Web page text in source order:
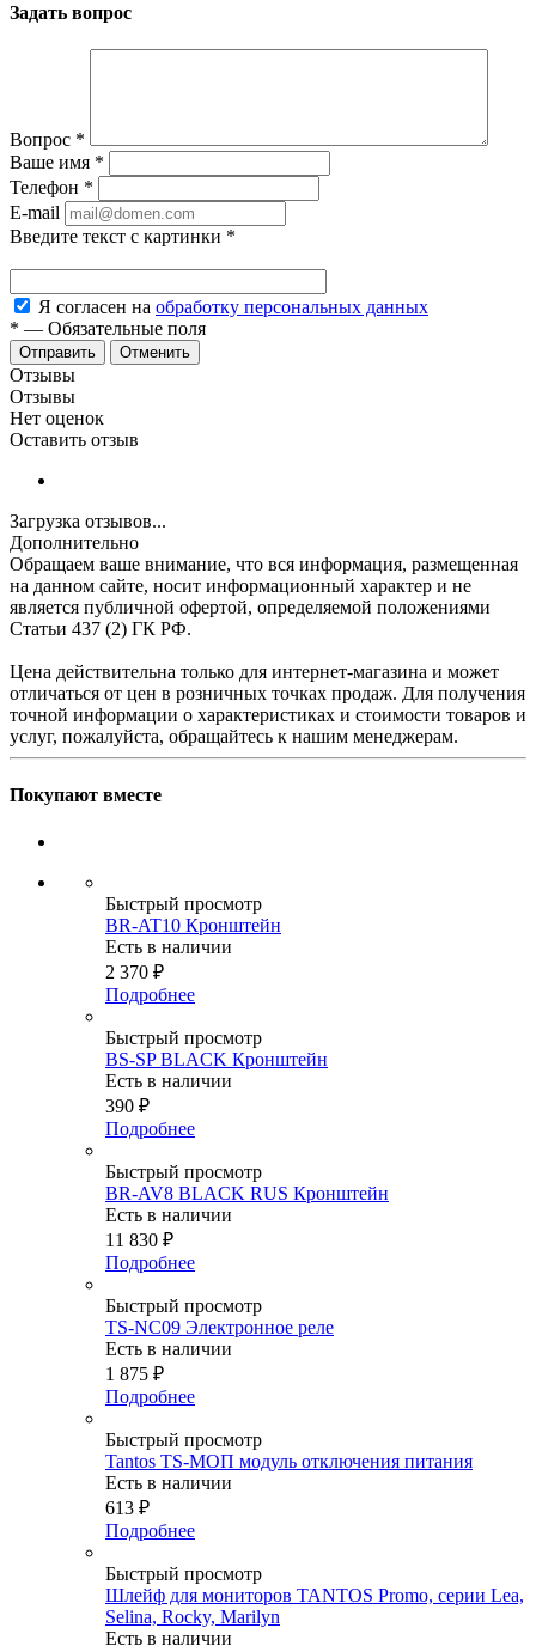
Задать вопрос
Вопрос *
Ваше имя *
Телефон *
E-mail
Введите текст с картинки *
Я согласен на обработку персональных данных
* — Обязательные поля
Отменить
Отзывы
Отзывы
Нет оценок
Оставить отзыв
Загрузка отзывов...
Дополнительно
Обращаем ваше внимание, что вся информация, размещенная
на данном сайте, носит информационный характер и не
является публичной офертой, определяемой положениями
Статьи 437 (2) ГК РФ.
Цена действительна только для интернет-магазина и может
отличаться от цен в розничных точках продаж. Для получения
точной информации о характеристиках и стоимости товаров и
услуг, пожалуйста, обращайтесь к нашим менеджерам.
Покупают вместе
Быстрый просмотр
BR-AT10 Кронштейн
Есть в наличии
2 370 ₽
Подробнее
Быстрый просмотр
BS-SP BLACK Кронштейн
Есть в наличии
390 ₽
Подробнее
Быстрый просмотр
BR-AV8 BLACK RUS Кронштейн
Есть в наличии
11 830 ₽
Подробнее
Быстрый просмотр
TS-NC09 Электронное реле
Есть в наличии
1 875 ₽
Подробнее
Быстрый просмотр
Tantos TS-МОП модуль отключения питания
Есть в наличии
613 ₽
Подробнее
Быстрый просмотр
Шлейф для мониторов TANTOS Promo, серии Lea,
Selina, Rocky, Marilyn
Есть в наличии